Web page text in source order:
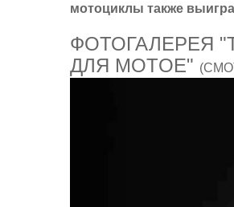
мотоциклы также
ФОТОГАЛЕРЕЯ
ДЛЯ MOTOE"